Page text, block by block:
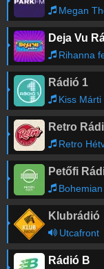
16:44 Police
16:40 Four
16:36
Megan
Deja Vu
Rihanna
Rádió 1
Kiss Márti
Retro
Retro
Petőfi
Klubrádió
Utcafront
Rádió B